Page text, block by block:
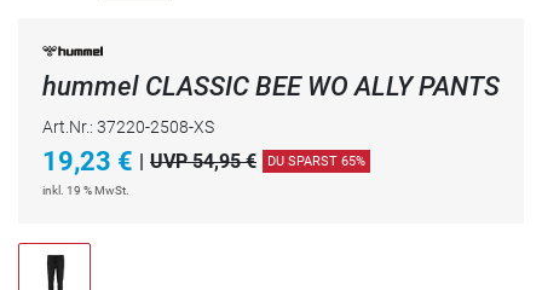
hummel CLASSIC BEE WO ALLY PANTS
Art.Nr.: 37220-2508-XS
19,23 € | UVP 54,95 € DU SPARST 65%
inkl. 19 % MwSt.